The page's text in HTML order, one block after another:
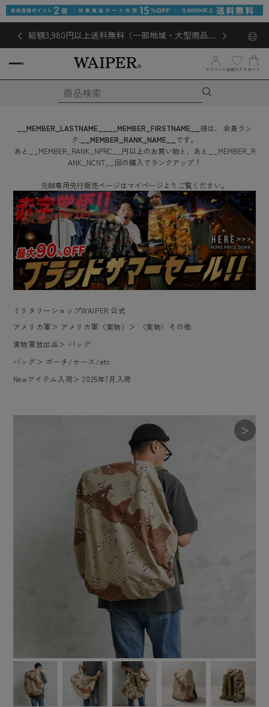
総額3,980円以上送料無料（一部地域・大型商品対
マイページ お気に入り カート
__MEMBER_LASTNAME__ __MEMBER_FIRSTNAME__ 様は、
会員ラン
ク: __MEMBER_RANK_NAME__ です。
あと
__MEMBER_RANK_NPRC__ 円以上のお買い物と、あと
__MEMBER_R
ANK_NCNT__ 回の購入でランクアップ！
元帥専用先行販売ページはマイページよりご覧ください。
ミリタリーショップWAIPER 公式
アメリカ軍＞ アメリカ軍（実物） ＞
（実物）その他
実物軍放出品＞ バッグ
バッグ＞ ポーチ/ケース/etc
Newアイテム入荷＞2025年7月入荷
＞